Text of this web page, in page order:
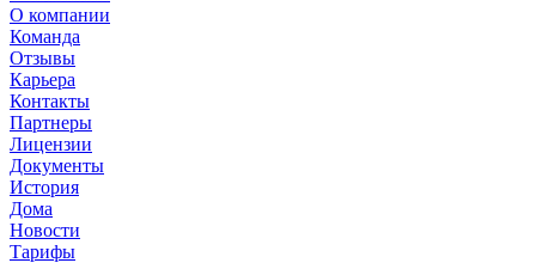
О компании
Команда
Отзывы
Карьера
Контакты
Партнеры
Лицензии
Документы
История
Дома
Новости
Тарифы